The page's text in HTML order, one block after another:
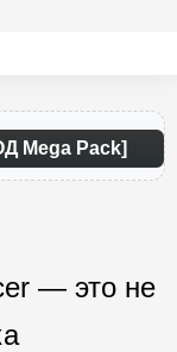
Mega Pack]
— это не